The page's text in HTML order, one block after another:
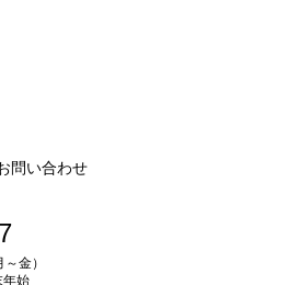
問い合わせ
金）
始